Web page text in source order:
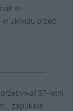
w
ukryciu przed
37-letni
zapukała